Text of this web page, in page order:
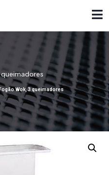
Wok, 3 queimadores